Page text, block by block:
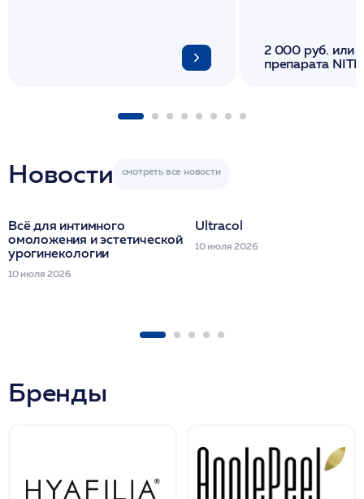
2 000 руб. или
препарата
Новости
Всё для интимного
омоложения и эстетической
урогинекологии
10 июля 2026
Ultracol
10 июля 2026
Бренды